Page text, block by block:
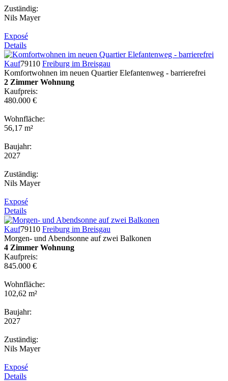
Zuständig:
Nils Mayer
Exposé
Details
Kauf79110 Freiburg im Breisgau
Komfortwohnen im neuen Quartier Elefantenweg - barrierefrei
2 Zimmer Wohnung
Kaufpreis:
480.000 €
Wohnfläche:
56,17 m²
Baujahr:
2027
Zuständig:
Nils Mayer
Exposé
Details
Kauf79110 Freiburg im Breisgau
Morgen- und Abendsonne auf zwei Balkonen
4 Zimmer Wohnung
Kaufpreis:
845.000 €
Wohnfläche:
102,62 m²
Baujahr:
2027
Zuständig:
Nils Mayer
Exposé
Details